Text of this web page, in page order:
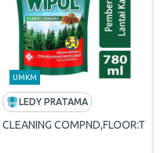
UMKM
LEDY PRATAMA
CLEANING